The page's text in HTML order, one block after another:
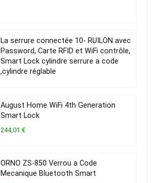
La serrure connectée 10- RUILON avec
Password, Carte RFID et WiFi contrôle,
Smart Lock cylindre serrure a code
,cylindre réglable
August Home WiFi 4th Generation
Smart Lock
244,01 €
ORNO ZS-850 Verrou a Code
Mecanique Bluetooth Smart